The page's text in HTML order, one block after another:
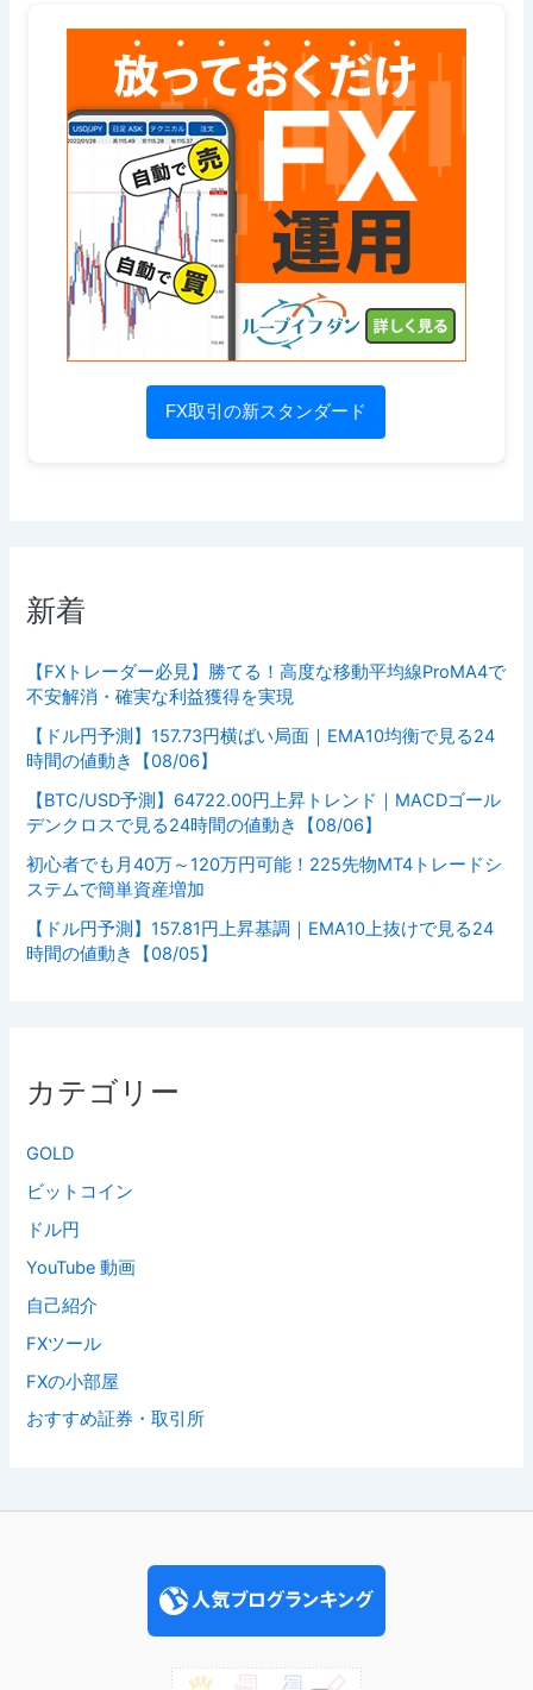
FX取引の新スタンダード
新着
【FXトレーダー必見】勝てる！高度な移動平均線ProMA4で
不安解消・確実な利益獲得を実現
【ドル円予測】157.73円横ばい局面｜EMA10均衡で見る24
時間の値動き【08/06】
【BTC/USD予測】64722.00円上昇トレンド｜MACDゴール
デンクロスで見る24時間の値動き【08/06】
初心者でも月40万～120万円可能！225先物MT4トレードシ
ステムで簡単資産増加
【ドル円予測】157.81円上昇基調｜EMA10上抜けで見る24
時間の値動き【08/05】
カテゴリー
GOLD
ビットコイン
ドル円
YouTube 動画
自己紹介
FXツール
FXの小部屋
おすすめ証券・取引所